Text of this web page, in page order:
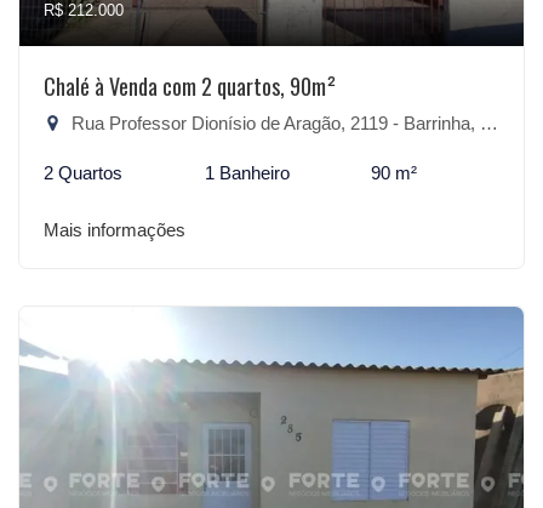
R$ 212.000
Chalé à Venda com 2 quartos, 90m²
Rua Professor Dionísio de Aragão, 2119 - Barrinha, São Lourenço do Sul-RS
2 Quartos 1 Banheiro 90 m²
Mais informações